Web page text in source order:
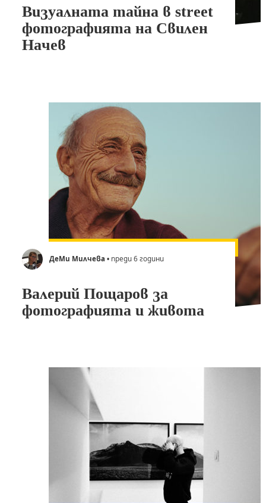
Визуалната тайна в street
фотографията на Свилен
Начев
ДеМи Милчева • преди 6 години
Валерий Пощаров за
фотографията и живота